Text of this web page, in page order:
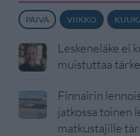
PÄIVÄ VIIKKO
Leskeneläke ei
muistuttaa
Finnairin
jatkossa toinen
matkustajille